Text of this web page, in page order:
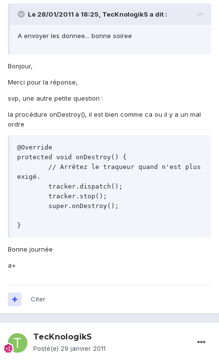
Le 28/01/2011 à 18:25, TecKnologikS a dit :
A envoyer les donnee... bonne soiree
Bonjour,
Merci pour la réponse,
svp, une autre petite question :
la procédure onDestroy(), il est bien comme ca ou il y a un mal
ordre
@Override
protected void onDestroy() {
exigé.
Bonne journée
a+
Citer
TecKnologikS
Posté(e) 29 janvier 2011